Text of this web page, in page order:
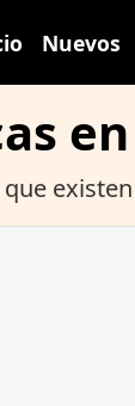
Nuevos